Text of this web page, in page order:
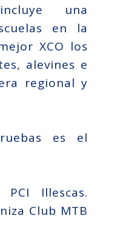
una
en la
XCO los
alevines e
regional y
es el
Illescas.
Club MTB